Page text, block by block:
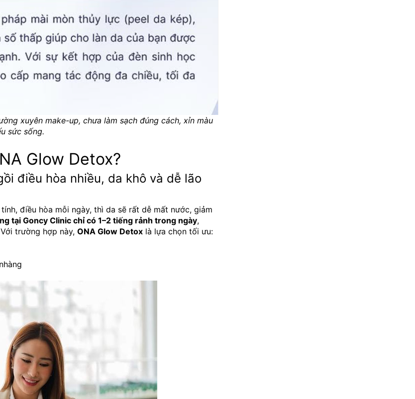
xuyên make-up, chưa làm sạch đúng cách, xỉn màu
sức sống.
Glow Detox?
điều hòa nhiều, da khô và dễ lão
điều hòa mỗi ngày, thì da sẽ rất dễ mất nước, giảm
tại Goncy Clinic chỉ có 1–2 tiếng rảnh trong ngày,
trường hợp này, ONA Glow Detox là lựa chọn tối ưu: